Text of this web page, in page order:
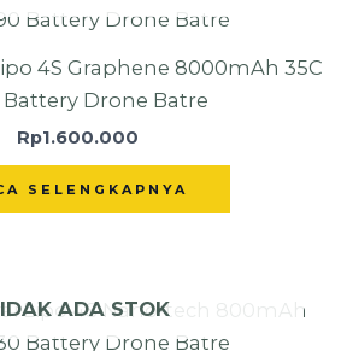
4S Graphene 8000mAh 35C
Battery Drone Batre
Rp1.600.000
SELENGKAPNYA
ADA STOK